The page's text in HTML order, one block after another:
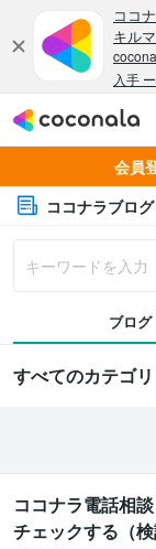
会員
ココナラブログ
ブログ
すべてのカテゴリ
ココナラ電話相
チェックする（検